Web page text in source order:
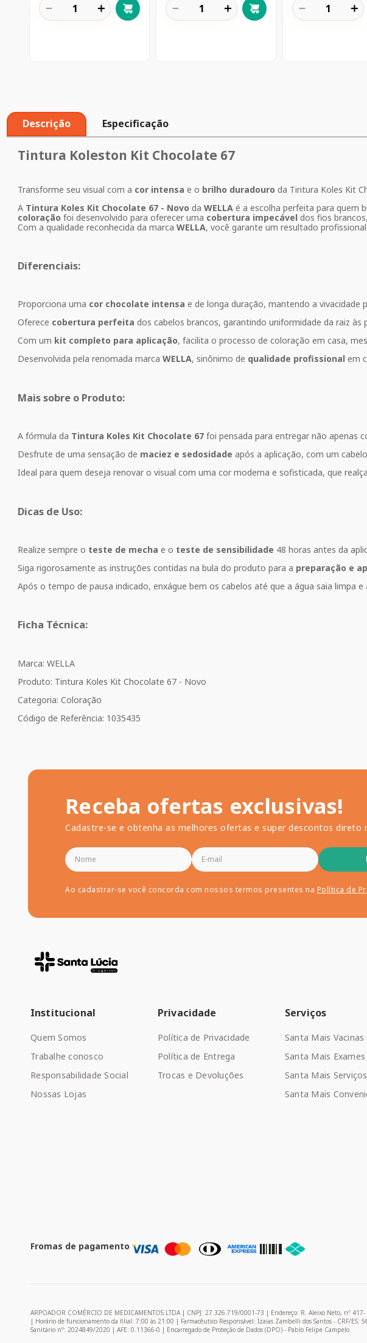
＋
－ ＋
－ ＋
－
Descrição Especificação
Tintura Koleston Kit Chocolate 67
Transforme seu visual com a cor intensa e o brilho duradouro da Tintura Koles Kit
A Tintura Koles Kit Chocolate 67 - Novo da WELLA é a escolha perfeita para quem
coloração foi desenvolvido para oferecer uma cobertura impecável dos fios
Com a qualidade reconhecida da marca WELLA, você garante um resultado
Diferenciais:
Proporciona uma cor chocolate intensa e de longa duração, mantendo a vivacidade
Oferece cobertura perfeita dos cabelos brancos, garantindo uniformidade da raiz às
Com um kit completo para aplicação, facilita o processo de coloração em casa,
Desenvolvida pela renomada marca WELLA, sinônimo de qualidade profissional em
Mais sobre o Produto:
A fórmula da Tintura Koles Kit Chocolate 67 foi pensada para entregar não apenas
Desfrute de uma sensação de maciez e sedosidade após a aplicação, com um
Ideal para quem deseja renovar o visual com uma cor moderna e sofisticada, que
Dicas de Uso:
Realize sempre o teste de mecha e o teste de sensibilidade 48 horas antes da
Siga rigorosamente as instruções contidas na bula do produto para a preparação e
Após o tempo de pausa indicado, enxágue bem os cabelos até que a água saia limpa
Ficha Técnica:
Marca: WELLA
Produto: Tintura Koles Kit Chocolate 67 - Novo
Categoria: Coloração
Código de Referência: 1035435
Receba ofertas exclusivas!
Cadastre-se e obtenha as melhores ofertas e super descontos direto
Ao cadastrar-se você concorda com nossos termos presentes na Política de
Institucional
Quem Somos
Trabalhe conosco
Responsabilidade Social
Nossas Lojas
Privacidade
Política de Privacidade
Política de Entrega
Trocas e Devoluções
Serviços
Santa Mais Vacinas
Santa Mais Exames
Santa Mais Serviços
Santa Mais
Fromas de pagamento
ARPOADOR COMÉRCIO DE MEDICAMENTOS LTDA | CNPJ: 27.326.719/0001-73 | Endereço: R. Aleixo Neto, nº
| Horário de funcionamento da filial: 7:00 às 21:00 | Farmacêutico Responsável: Izaias Zambelli dos Santos - CRF/ES:
Sanitário nº: 2024849/2020 | AFE: 0.11366-0 | Encarregado de Proteção de Dados (DPO) - Pablo Felipe Campelo